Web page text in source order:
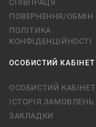
СПІВПРАЦЯ
ПОВЕРНЕННЯ/ОБМІН
ПОЛІТИКА
КОНФІДЕНЦІЙНОСТІ
ОСОБИСТИЙ КАБІНЕТ
ОСОБИСТИЙ КАБІНЕТ
ІСТОРІЯ ЗАМОВЛЕНЬ
ЗАКЛАДКИ